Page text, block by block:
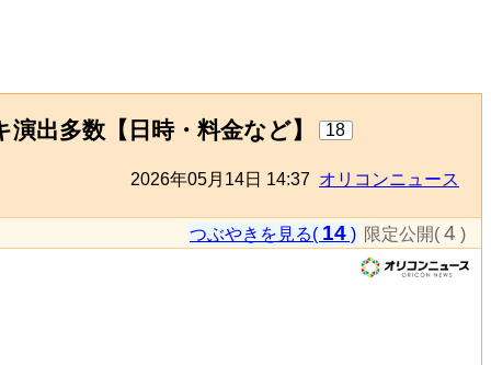
出多数【日時・料金など】 18
2026年05月14日 14:37 オリコンニュース
つぶやきを見る( 14 ) 限定公開( 4 )